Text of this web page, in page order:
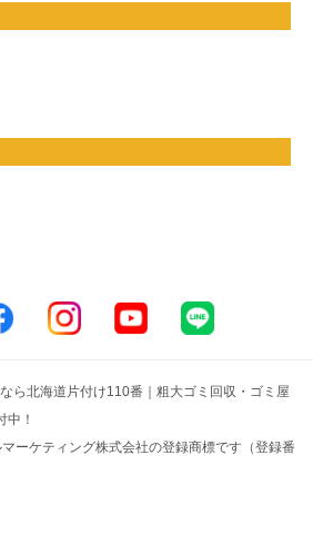
ら北海道片付け110番｜粗大ゴミ回収・ゴミ屋
中！
ーケティング株式会社の登録商標です（登録番